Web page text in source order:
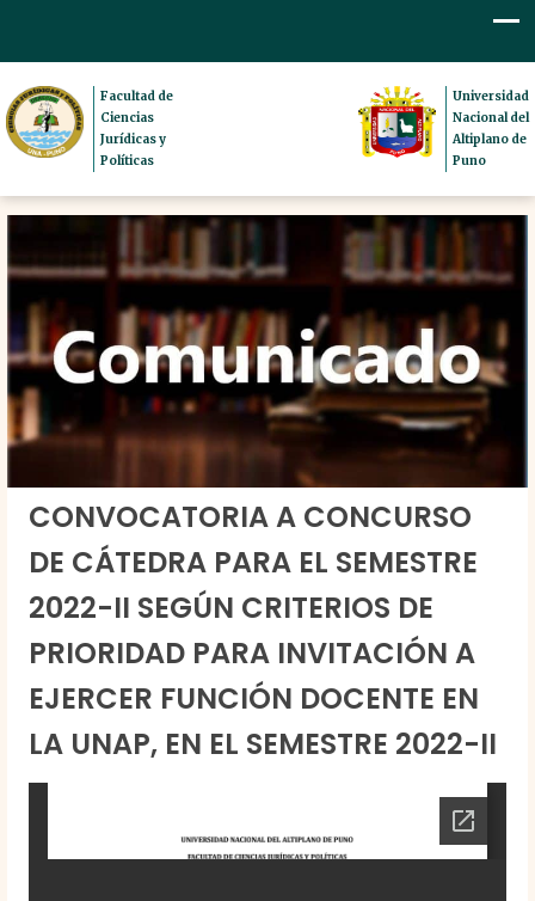
Facultad de
Ciencias
Jurídicas y
Políticas
Universidad
Nacional del
Altiplano de
Puno
CONVOCATORIA A CONCURSO
DE CÁTEDRA PARA EL SEMESTRE
2022-II SEGÚN CRITERIOS DE
PRIORIDAD PARA INVITACIÓN A
EJERCER FUNCIÓN DOCENTE EN
LA UNAP, EN EL SEMESTRE 2022-II